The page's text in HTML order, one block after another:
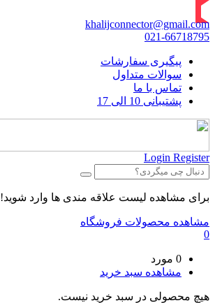
khalijconnector@gmail.com
021-66718795
پیگیری سفارشات
سوالات متداول
تماس با ما
پشتیبانی 10 الی 17
Login Register
برای مشاهده لیست علاقه مندی ها وارد شوید!
مشاهده محصولات فروشگاه
0
0 مورد
مشاهده سبد خرید
هیچ محصولی در سبد خرید نیست.